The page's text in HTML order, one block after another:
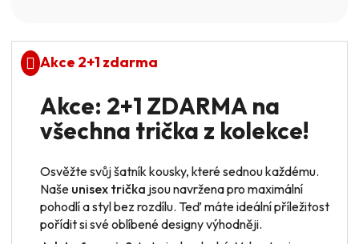
Akce 2+1 zdarma
Akce: 2+1 ZDARMA na
všechna trička z kolekce!
Osvěžte svůj šatník kousky, které sednou každému.
Naše unisex trička jsou navržena pro maximální
pohodlí a styl bez rozdílu. Teď máte ideální příležitost
pořídit si své oblíbené designy výhodněji.